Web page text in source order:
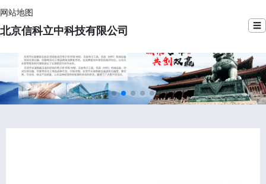
网站地图
北京信科立中科技有限公司 ☰